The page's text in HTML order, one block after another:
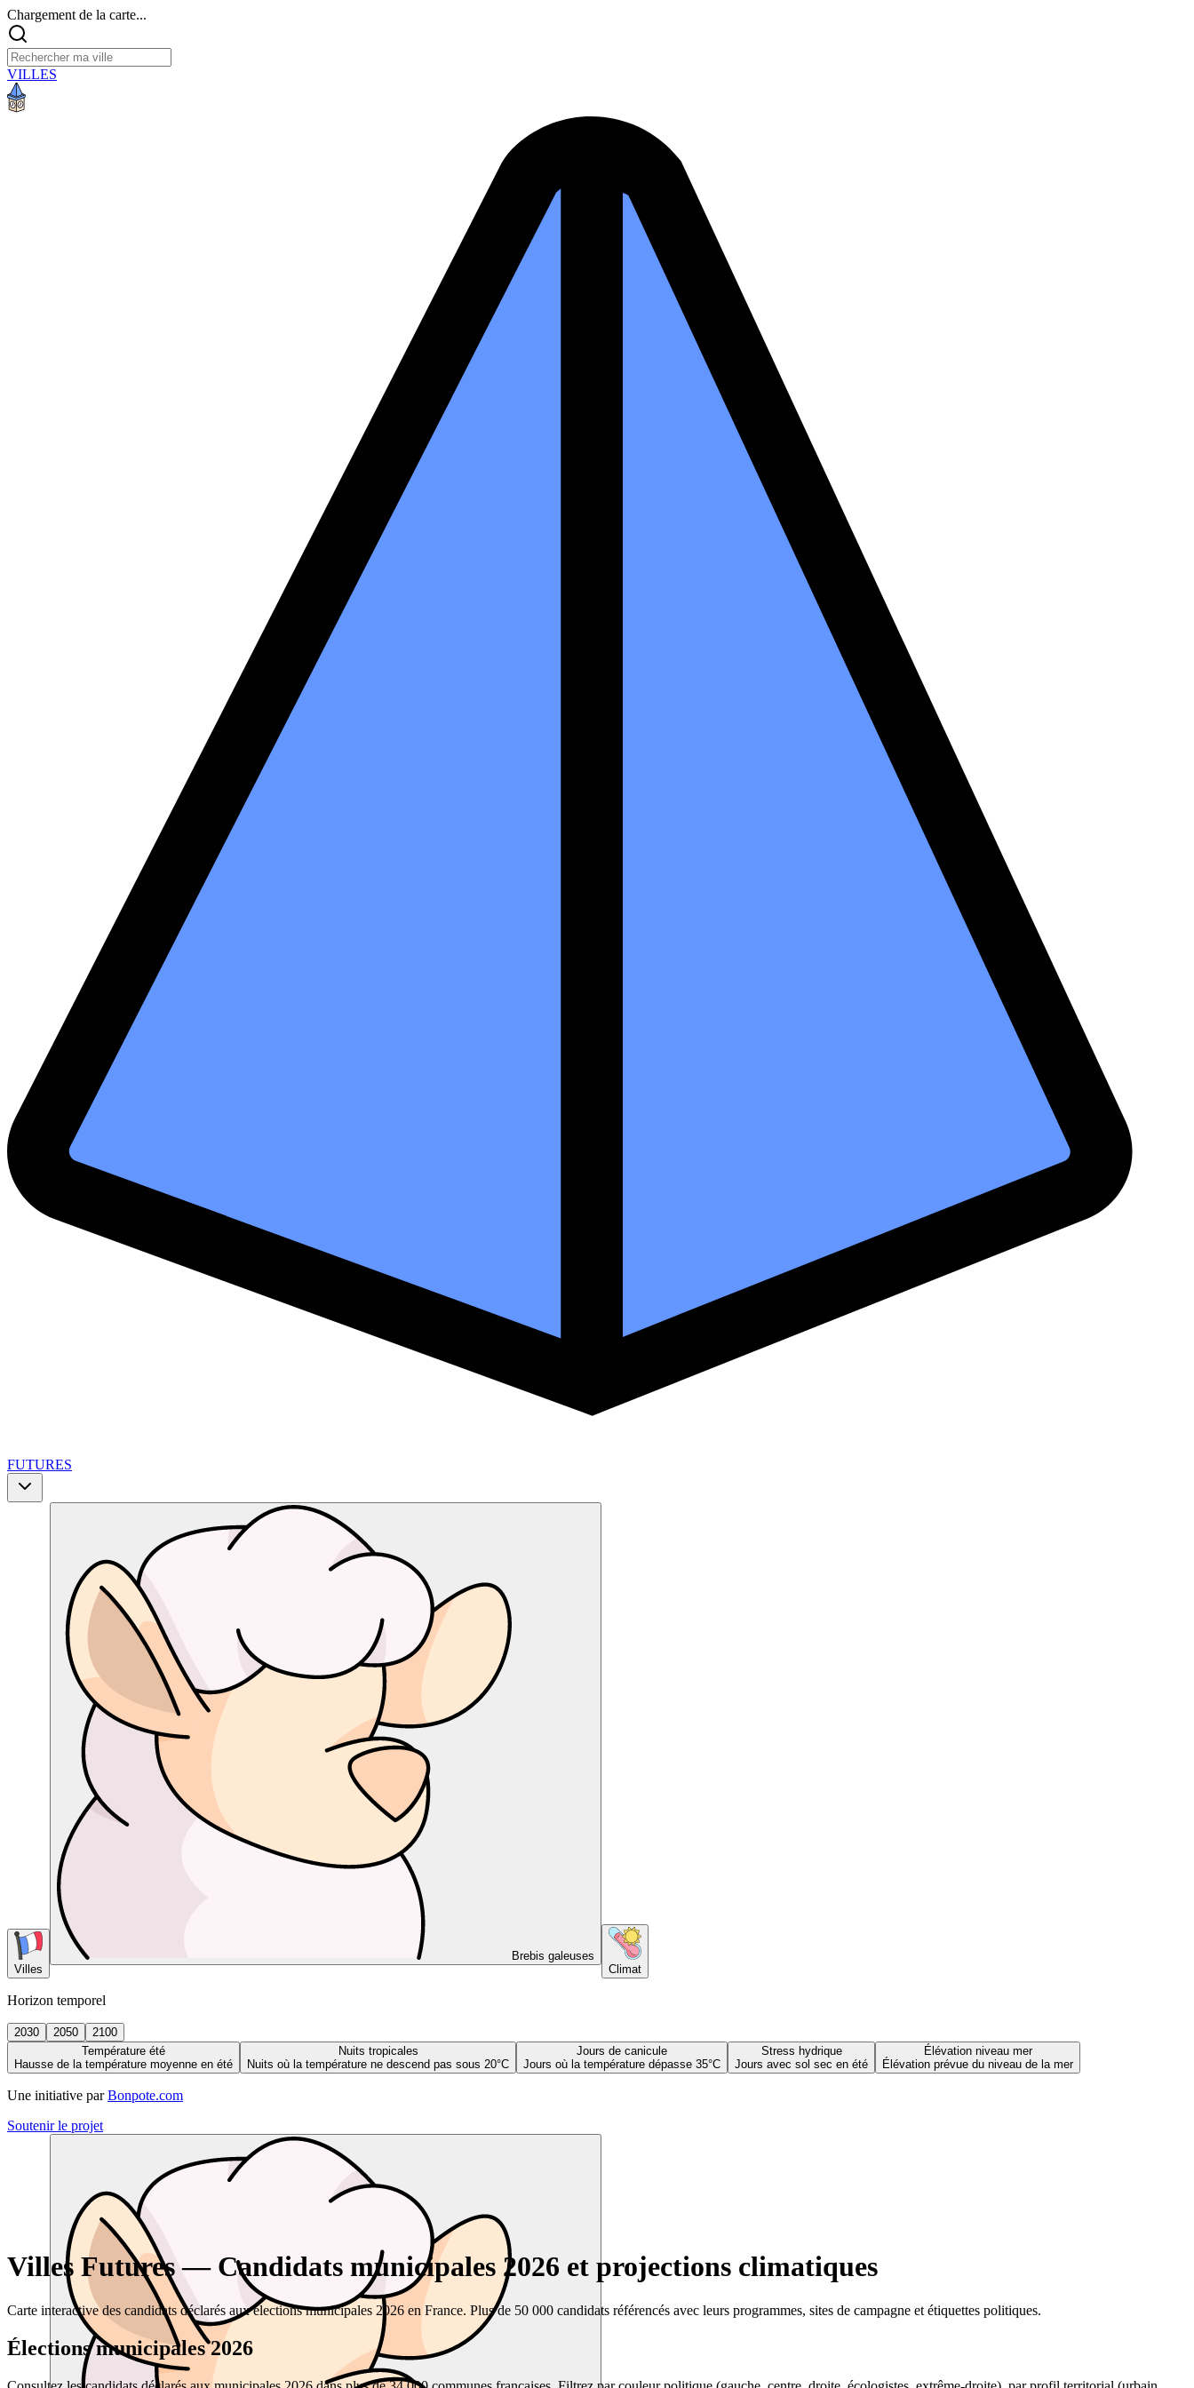
Chargement de la carte...
VILLES
FUTURES
Villes
Brebis galeuses
Climat
Horizon temporel
2030 2050
2100
Température été
Hausse de la température moyenne en été
Nuits tropicales
Nuits où la température ne descend pas sous 20°C
Jours de canicule
Jours où la température dépasse 35°C
Stress hydrique
Jours avec sol sec en été
Élévation niveau mer
Élévation prévue du niveau de la mer
Une initiative par Bonpote.com
Soutenir le projet
Villes Futures — Candidats municipales 2026 et projections climatiques
Carte interactive des candidats déclarés aux élections municipales 2026 en France. Plus de 50 000 candidats référencés avec leurs programmes, sites de campagne et étiquettes politiques.
Élections municipales 2026